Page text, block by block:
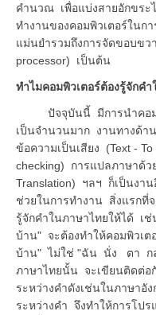
คำนวณ เพื่อแบ่งสายอักขระ
ทำงานของคอมพิวเตอร์ในก
แม่นยำรวมถึงการจัดขอบขว
processor) เป็นต้น
ทำไมคอมพิวเตอร์ต้องรู้จักค
ปัจจุบันนี้ มีการนำคอ
เป็นจำนวนมาก งานทางด้า
ข้อความเป็นเสียง (Text -
checking) การแปลภาษาด้ว
Translation) ฯลฯ ก็เป็นงา
ช่วยในการทำงาน สิ่งแรกที่
รู้จักคำในภาษาไทยให้ได้ เ
บ้าน" จะต้องทำให้คอมพิว
บ้าน" ไม่ใช่ "ฉัน นั่ง ตา ก
ภาษาไทยนั้น จะเขียนติดต่อ
ระหว่างคำดังเช่นในภาษา
ระหว่างคำ จึงทำให้การโป